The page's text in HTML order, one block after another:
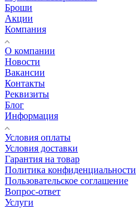
Броши
Акции
Компания
О компании
Новости
Вакансии
Контакты
Реквизиты
Блог
Информация
Условия оплаты
Условия доставки
Гарантия на товар
Политика конфиденциальности
Пользовательское соглашение
Вопрос-ответ
Услуги